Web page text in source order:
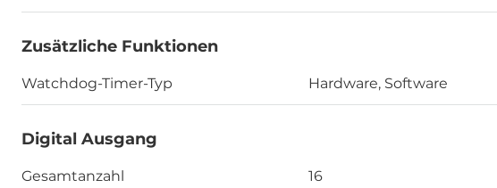
Zusätzliche Funktionen
Watchdog-Timer-Typ Hardware, Software
Digital Ausgang
Gesamtanzahl 16